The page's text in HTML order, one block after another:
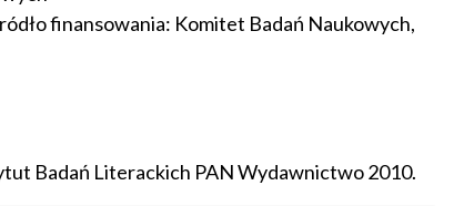
finansowania: Komitet Badań Naukowych,
Badań Literackich PAN Wydawnictwo 2010.